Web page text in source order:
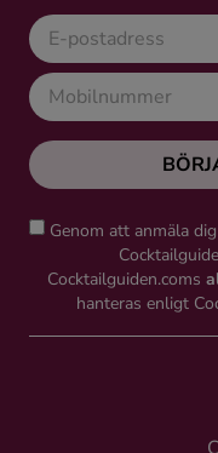
Genom att anmäla
Cocktailguiden.coms
hanteras enligt